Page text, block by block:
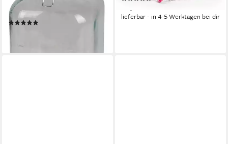
Gurkenglas Rumtopf, Glas
11,99 €
lieferbar - in 4-5 Werktagen bei dir